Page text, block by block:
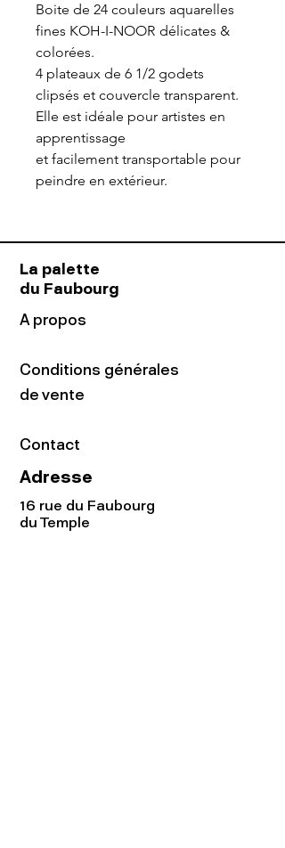
Boite de 24 couleurs aquarelles
fines KOH-I-NOOR délicates &
colorées.
4 plateaux de 6 1/2 godets
clipsés et couvercle transparent.
Elle est idéale pour artistes en
apprentissage
et facilement transportable pour
peindre en extérieur.
La palette
du Faubourg
A propos
Conditions générales
de vente
Contact
Adresse
16 rue du Faubourg
du Temple